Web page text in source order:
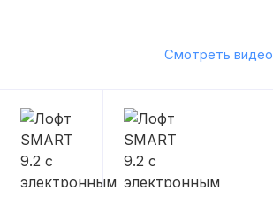
Смотреть видео